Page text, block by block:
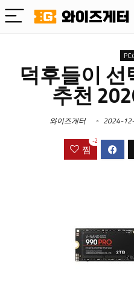
PC
덕후들이 선
추천
와이즈게터 2024-
찜
-2